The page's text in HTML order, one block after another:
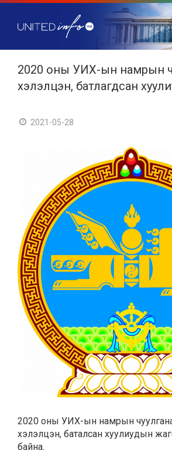
2020 оны УИХ-ын намрын
хэлэлцэн, батлагдсан
2021-05-28
2020 оны УИХ-ын намрын
хэлэлцэн, баталсан хуулиудын
байна.